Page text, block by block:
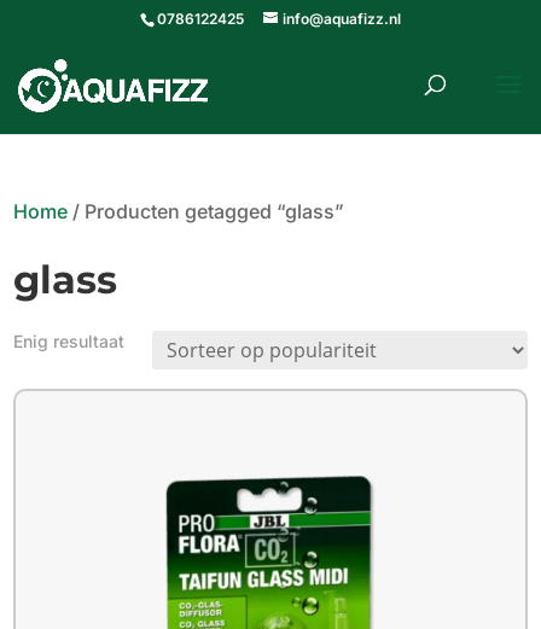
0786122425 info@aquafizz.nl
Home / Producten getagged “glass”
glass
Enig resultaat